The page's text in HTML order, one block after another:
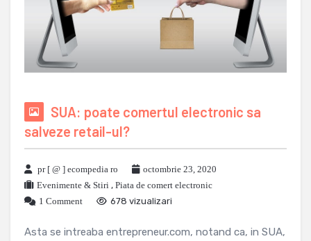
SUA: poate comertul electronic sa
salveze retail-ul?
pr [ @ ] ecompedia ro
octombrie 23, 2020
Evenimente & Stiri , Piata de comert electronic
1 Comment
678 vizualizari
Asta se intreaba entrepreneur.com, notand ca, in SUA,